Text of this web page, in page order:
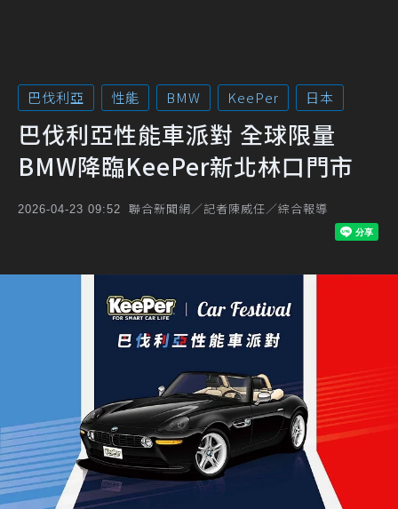
巴伐利亞 性能 BMW KeePer 日本
巴伐利亞性能車派對 全球限量
BMW降臨KeePer新北林口門市
2026-04-23 09:52 聯合新聞網／記者陳威任／綜合報導